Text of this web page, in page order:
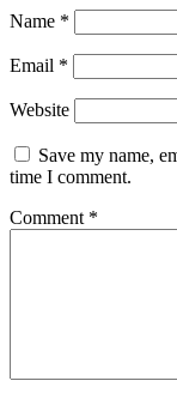
Name *
Email *
Website
Save my name,
time I comment.
Comment *